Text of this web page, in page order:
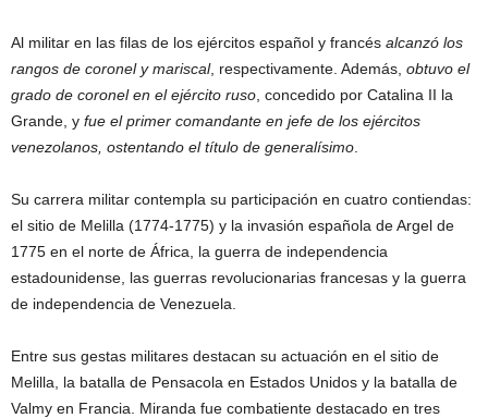
Al militar en las filas de los ejércitos español y francés alcanzó los
rangos de coronel y mariscal, respectivamente. Además, obtuvo el
grado de coronel en el ejército ruso , concedido por Catalina II la
Grande, y fue el primer comandante en jefe de los ejércitos
venezolanos, ostentando el título de generalísimo
Su carrera militar contempla su participación en cuatro contiendas:
el sitio de Melilla (1774-1775) y la invasión española de Argel de
1775 en el norte de África, la guerra de independencia
estadounidense, las guerras revolucionarias francesas y la guerra
de independencia de Venezuela.
Entre sus gestas militares destacan su actuación en el sitio de
Melilla, la batalla de Pensacola en Estados Unidos y la batalla de
Valmy en Francia. Miranda fue combatiente destacado en tres